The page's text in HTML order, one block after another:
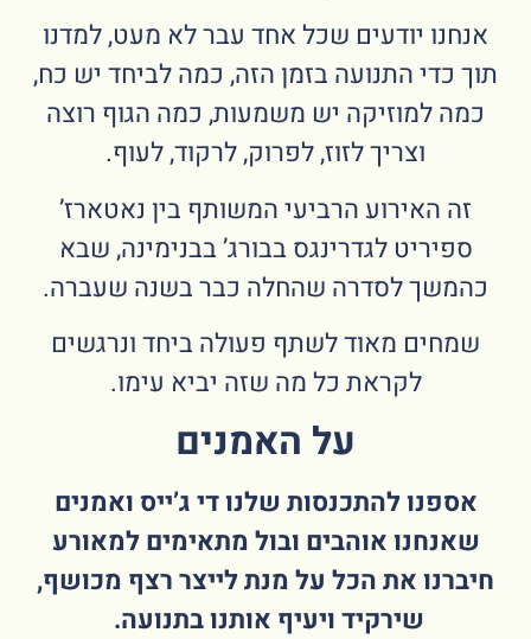
אנחנו יודעים שכל אחד עבר לא מעט, למדנו
תוך כדי התנועה בזמן הזה, כמה לביחד יש כח,
כמה למוזיקה יש משמעות, כמה הגוף רוצה
וצריך לזוז, לפרוק, לרקוד, לעוף.
זה האירוע הרביעי המשותף בין נאטארז’
ספיריט לגדרינגס בבורג’ בבנימינה, שבא
כהמשך לסדרה שהחלה כבר בשנה שעברה.
שמחים מאוד לשתף פעולה ביחד ונרגשים
לקראת כל מה שזה יביא עימו.
על האמנים
אספנו להתכנסות שלנו די ג’ייס ואמנים
שאנחנו אוהבים ובול מתאימים למאורע
חיברנו את הכל על מנת לייצר רצף מכושף,
שירקיד ויעיף אותנו בתנועה.